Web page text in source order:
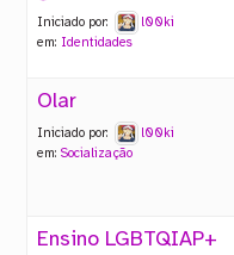
Iniciado por:
l00ki
em: Identidades
Olar
Iniciado por:
l00ki
em:Socialização
Ensino LGBTQIAP+